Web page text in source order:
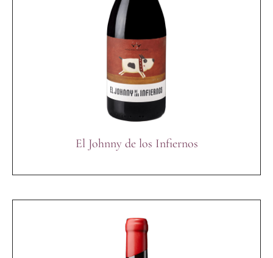
El Johnny de los Infiernos